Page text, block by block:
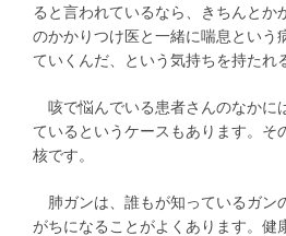
ると言われているなら、きちんとか
のかかりつけ医と一緒に喘息という
ていくんだ、という気持ちを持たれ
咳で悩んでいる患者さんのなかに
ているというケースもあります。そ
核です。
肺ガンは、誰もが知っているガン
がちになることがよくあります。健